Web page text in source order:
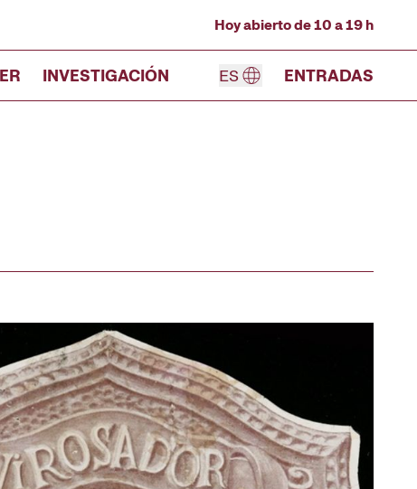
Hoy abierto de 10 a 19 h
INVESTIGACIÓN ES ENTRADAS